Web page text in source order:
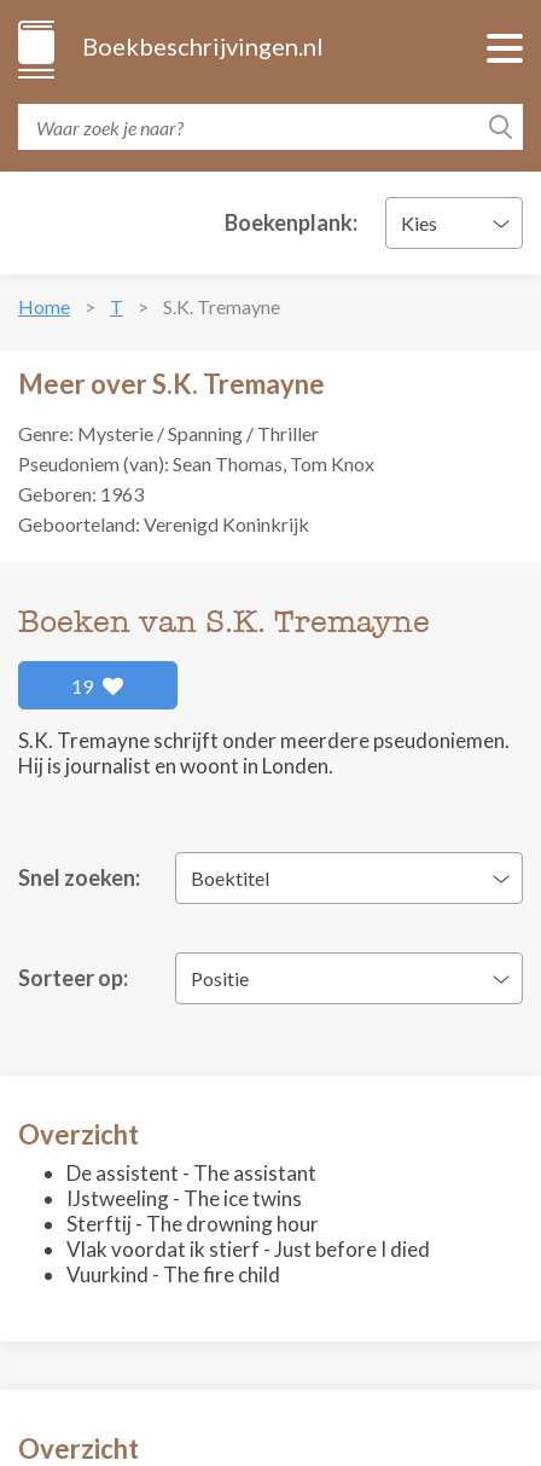
Boekbeschrijvingen.nl
Boekenplank: Kies
Home T S.K. Tremayne
Meer over S.K. Tremayne
Genre: Mysterie / Spanning / Thriller
Pseudoniem (van): Sean Thomas, Tom Knox
Geboren: 1963
Geboorteland: Verenigd Koninkrijk
Boeken van S.K. Tremayne
19
S.K. Tremayne schrijft onder meerdere pseudoniemen.
Hij is journalist en woont in Londen.
Snel zoeken: Boektitel
Sorteer op: Positie
Overzicht
De assistent - The assistant
IJstweeling - The ice twins
Sterftij - The drowning hour
Vlak voordat ik stierf - Just before I died
Vuurkind - The fire child
Overzicht